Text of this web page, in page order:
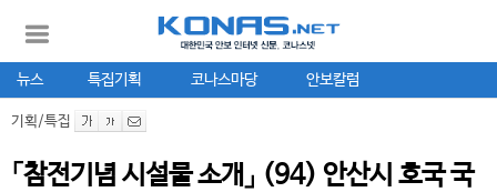
뉴스 특집기획 코나스마당 안보칼럼
기획/특집
「참전기념 시설물 소개」 (94) 안산시 호국 국